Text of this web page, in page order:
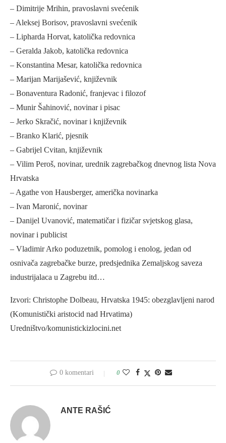
– Dimitrije Mrihin, pravoslavni svećenik
– Aleksej Borisov, pravoslavni svećenik
– Lipharda Horvat, katolička redovnica
– Geralda Jakob, katolička redovnica
– Konstantina Mesar, katolička redovnica
– Marijan Marijašević, književnik
– Bonaventura Radonić, franjevac i filozof
– Munir Šahinović, novinar i pisac
– Jerko Skračić, novinar i književnik
– Branko Klarić, pjesnik
– Gabrijel Cvitan, književnik
– Vilim Peroš, novinar, urednik zagrebačkog dnevnog lista Nova
Hrvatska
– Agathe von Hausberger, američka novinarka
– Ivan Maronić, novinar
– Danijel Uvanović, matematičar i fizičar svjetskog glasa,
novinar i publicist
– Vladimir Arko poduzetnik, pomolog i enolog, jedan od
osnivača zagrebačke burze, predsjednika Zemaljskog saveza
industrijalaca u Zagrebu itd…
Izvori: Christophe Dolbeau, Hrvatska 1945: obezglavljeni narod
(Komunistički aristocid nad Hrvatima)
Uredništvo/komunistickizlocini.net
0 komentari 0
ANTE RAŠIĆ